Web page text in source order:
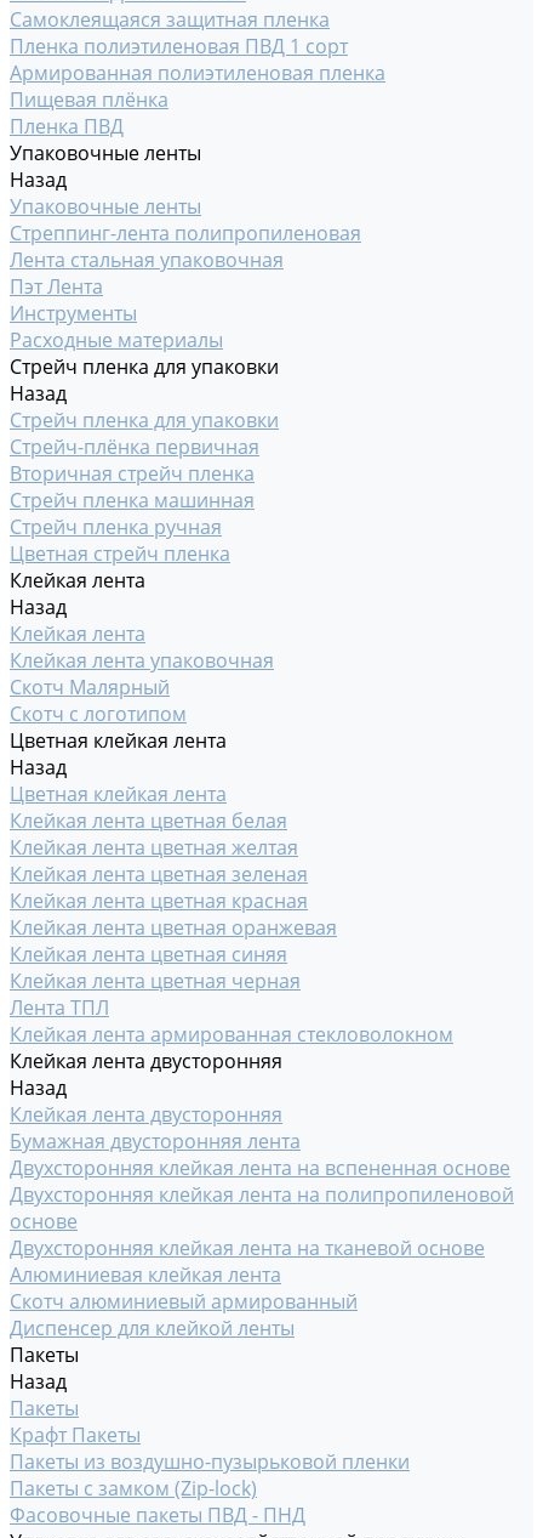
Самоклеящаяся защитная пленка
Пленка полиэтиленовая ПВД 1 сорт
Армированная полиэтиленовая пленка
Пищевая плёнка
Пленка ПВД
Упаковочные ленты
Назад
Упаковочные ленты
Стреппинг-лента полипропиленовая
Лента стальная упаковочная
Пэт Лента
Инструменты
Расходные материалы
Стрейч пленка для упаковки
Назад
Стрейч пленка для упаковки
Стрейч-плёнка первичная
Вторичная стрейч пленка
Стрейч пленка машинная
Стрейч пленка ручная
Цветная стрейч пленка
Клейкая лента
Назад
Клейкая лента
Клейкая лента упаковочная
Скотч Малярный
Скотч с логотипом
Цветная клейкая лента
Назад
Цветная клейкая лента
Клейкая лента цветная белая
Клейкая лента цветная желтая
Клейкая лента цветная зеленая
Клейкая лента цветная красная
Клейкая лента цветная оранжевая
Клейкая лента цветная синяя
Клейкая лента цветная черная
Лента ТПЛ
Клейкая лента армированная стекловолокном
Клейкая лента двусторонняя
Назад
Клейкая лента двусторонняя
Бумажная двусторонняя лента
Двухсторонняя клейкая лента на вспененная основе
Двухсторонняя клейкая лента на полипропиленовой
основе
Двухсторонняя клейкая лента на тканевой основе
Алюминиевая клейкая лента
Скотч алюминиевый армированный
Диспенсер для клейкой ленты
Пакеты
Назад
Пакеты
Крафт Пакеты
Пакеты из воздушно-пузырьковой пленки
Пакеты с замком (Zip-lock)
Фасовочные пакеты ПВД - ПНД